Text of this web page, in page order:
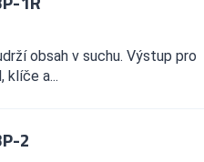
obsah v suchu. Výstup pro
klíče a...
2